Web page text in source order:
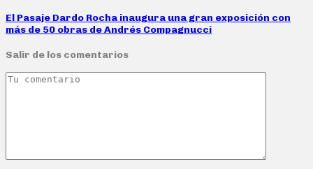
El Pasaje Dardo Rocha inaugura una gran exposición con
más de 50 obras de Andrés Compagnucci
Salir de los comentarios